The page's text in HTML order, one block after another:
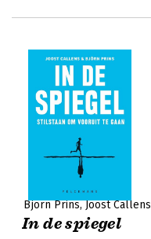
Björn Prins Joost Callens
In de spiegel